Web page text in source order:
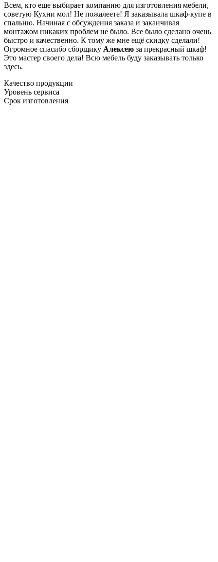
Всем, кто еще выбирает компанию для изготовления мебели,
советую Кухни мол! Не пожалеете! Я заказывала шкаф-купе в
спальню. Начиная с обсуждения заказа и заканчивая
монтажом никаких проблем не было. Все было сделано очень
быстро и качественно. К тому же мне ещё скидку сделали!
Огромное спасибо сборщику Алексею за прекрасный шкаф!
Это мастер своего дела! Всю мебель буду заказывать только
здесь.
Качество продукции
Уровень сервиса
Срок изготовления